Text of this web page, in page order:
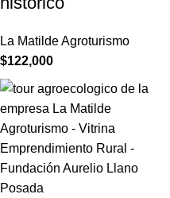
La Matilde Agroturismo
$122,000